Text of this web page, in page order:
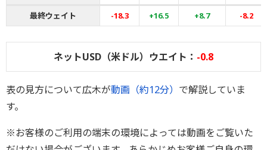
最終ウェイト
-18.3 +16.5 +8.7 -8.2
ネットUSD（米ドル）ウエイト： -0.8
表の見方について広木が動画（約12分） で解説していま
す。
※お客様のご利用の端末の環境によっては動画をご覧いた